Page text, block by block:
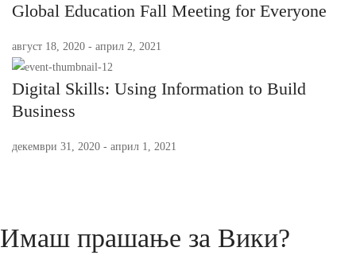
Global Education Fall Meeting for Everyone
август 18, 2020 - април 2, 2021
Digital Skills: Using Information to Build
Business
декември 31, 2020 - април 1, 2021
Имаш прашање за Вики?